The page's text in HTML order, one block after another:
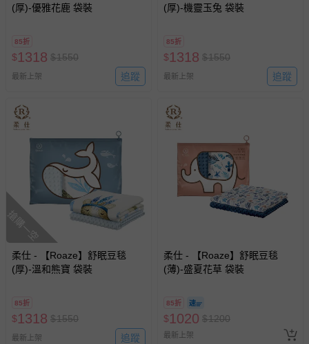
若您對於會員帳號、商品訂購與資訊、購物流程、付款方
問，你可詳見：
媽咪愛客服中心。
預購商品：預購為海外同步代購，遇缺貨即會通知媽咪並協
助取消退款事宜。
會主動以簡訊及mail通知訂單取消事宜，並將提供適當補
償。
(厚)-優雅花鹿 袋裝
85折
$1318 $1550
最新上架 追蹤
(厚)-機靈玉兔 袋裝
85折
$1318 $1550
最新上架 追蹤
搶購一空
柔仕 - 【Roaze】舒眠豆毯
(厚)-溫和熊寶 袋裝
85折
$1318 $1550
最新上架 追蹤
柔仕 - 【Roaze】舒眠豆毯
(薄)-盛夏花草 袋裝
85折
$1020 $1200
最新上架